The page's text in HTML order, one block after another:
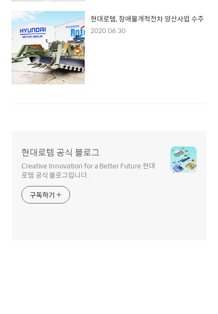
현대로템, 장애물개척전차 양산사업 수주
2020.06.30
현대로템 공식 블로그
Creative Innovation for a Better Future 현대
로템 공식 블로그입니다.
구독하기